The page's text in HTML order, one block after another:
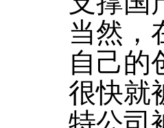
当然，
自己的
很快就